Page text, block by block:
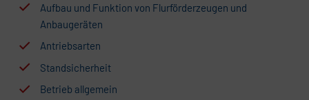
Aufbau und Funktion von Flurförderzeugen und
Anbaugeräten
Antriebsarten
Standsicherheit
Betrieb allgemein